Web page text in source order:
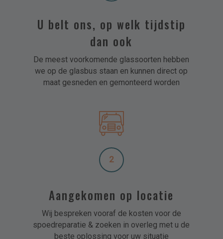
U belt ons, op welk tijdstip
dan ook
De meest voorkomende glassoorten hebben
we op de glasbus staan en kunnen direct op
maat gesneden en gemonteerd worden
2
Aangekomen op locatie
Wij bespreken vooraf de kosten voor de
spoedreparatie & zoeken in overleg met u de
beste oplossing voor uw situatie